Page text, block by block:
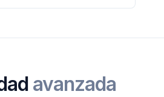
avanzada